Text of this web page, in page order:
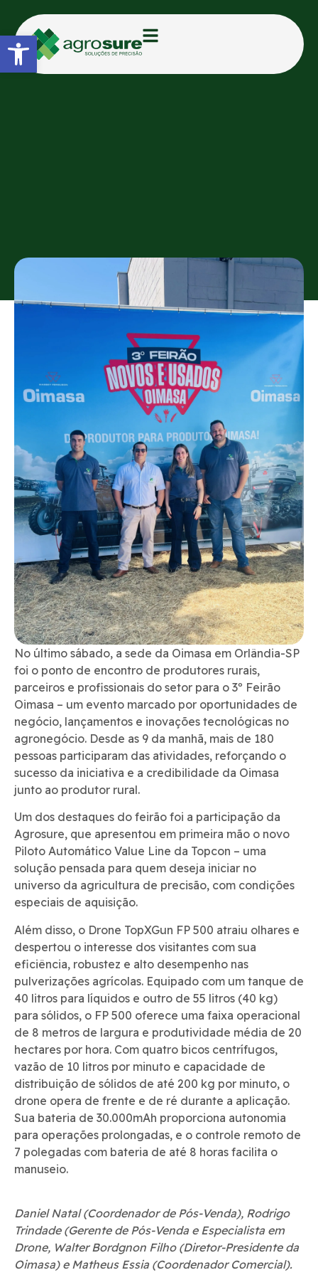
No último sábado, a sede da Oimasa em Orlândia-SP
foi o ponto de encontro de produtores rurais,
parceiros e profissionais do setor para o 3º Feirão
Oimasa – um evento marcado por oportunidades de
negócio, lançamentos e inovações tecnológicas no
agronegócio. Desde as 9 da manhã, mais de 180
pessoas participaram das atividades, reforçando o
sucesso da iniciativa e a credibilidade da Oimasa
junto ao produtor rural.
Um dos destaques do feirão foi a participação da
Agrosure, que apresentou em primeira mão o novo
Piloto Automático Value Line da Topcon – uma
solução pensada para quem deseja iniciar no
universo da agricultura de precisão, com condições
especiais de aquisição.
Além disso, o Drone TopXGun FP 500 atraiu olhares e
despertou o interesse dos visitantes com sua
eficiência, robustez e alto desempenho nas
pulverizações agrícolas. Equipado com um tanque de
40 litros para líquidos e outro de 55 litros (40 kg)
para sólidos, o FP 500 oferece uma faixa operacional
de 8 metros de largura e produtividade média de 20
hectares por hora. Com quatro bicos centrífugos,
vazão de 10 litros por minuto e capacidade de
distribuição de sólidos de até 200 kg por minuto, o
drone opera de frente e de ré durante a aplicação.
Sua bateria de 30.000mAh proporciona autonomia
para operações prolongadas, e o controle remoto de
7 polegadas com bateria de até 8 horas facilita o
manuseio.
Daniel Natal (Coordenador de Pós-Venda), Rodrigo
Trindade (Gerente de Pós-Venda e Especialista em
Drone, Walter Bordgnon Filho (Diretor-Presidente da
Oimasa) e Matheus Essia (Coordenador Comercial).
Abrir a barra de ferramentas